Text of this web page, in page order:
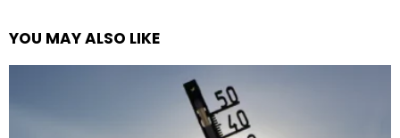
YOU MAY ALSO LIKE